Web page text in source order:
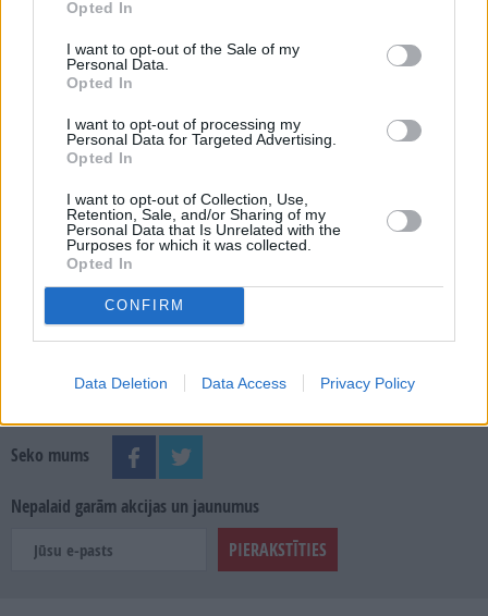
Opted In
I want to opt-out of the Sale of my
Personal Data.
Opted In
I want to opt-out of processing my
Personal Data for Targeted Advertising.
Opted In
I want to opt-out of Collection, Use,
Retention, Sale, and/or Sharing of my
Personal Data that Is Unrelated with the
Purposes for which it was collected.
Opted In
CONFIRM
Data Deletion Data Access Privacy Policy
E-izdevumu arhīvs
SKATĪT ŽURNĀLA ARHĪVU
Seko mums
Nepalaid garām akcijas un jaunumus